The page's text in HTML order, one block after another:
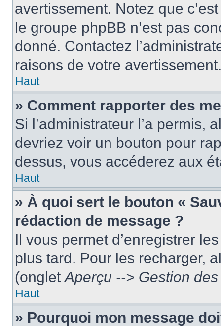
avertissement. Notez que
le groupe phpBB n’est pas
donné. Contactez
raisons de votre avertissement.
Haut
» Comment rapporter des
Si l’administrateur l’a permis,
devriez voir un bouton pour
dessus, vous accéderez aux
Haut
» À quoi sert le bouton «
rédaction de message ?
Il vous permet d’enregistrer
plus tard. Pour les recharger,
(ongletAperçu --> Gestion
Haut
» Pourquoi mon message